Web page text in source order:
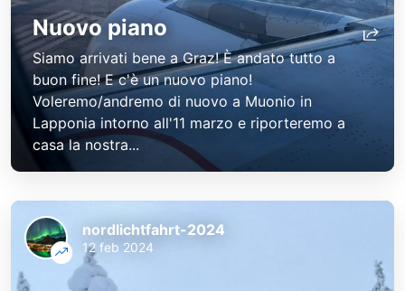
Nuovo piano
Siamo arrivati bene a Graz! È andato tutto a
buon fine! E c'è un nuovo piano!
Voleremo/andremo di nuovo a Muonio in
Lapponia intorno all'11 marzo e riporteremo a
casa la nostra...
nordlichtfahrt-2024
12 feb 2024